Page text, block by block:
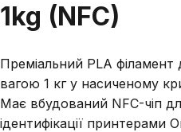
1kg (NFC)
Преміальний PLA
вагою 1 кг у насиченому
Має вбудований NFC-чіп
ідентифікації принтерами